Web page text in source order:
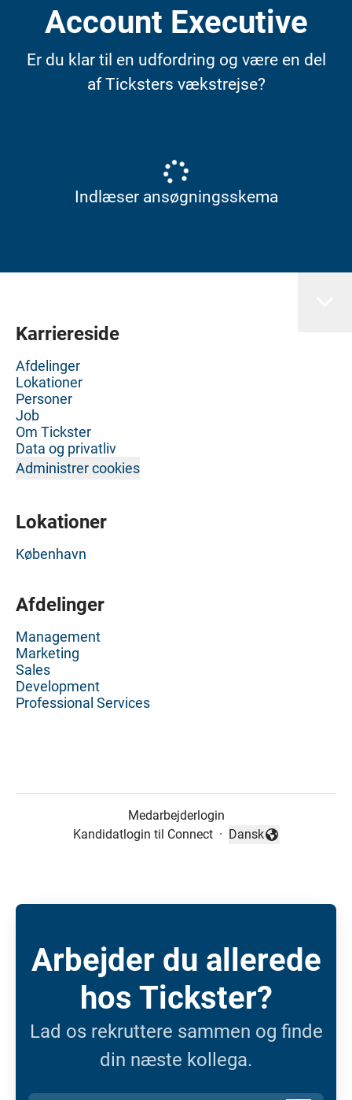
Account Executive
Er du klar til en udfordring og være en del
af Ticksters vækstrejse?
Indlæser ansøgningsskema
Karriereside
Afdelinger
Lokationer
Personer
Job
Om Tickster
Data og privatliv
Administrer cookies
Lokationer
København
Afdelinger
Management
Marketing
Sales
Development
Professional Services
Medarbejderlogin
Kandidatlogin til Connect ·
Skift sprog
Dansk
Arbejder du allerede
hos Tickster?
Lad os rekruttere sammen og finde
din næste kollega.